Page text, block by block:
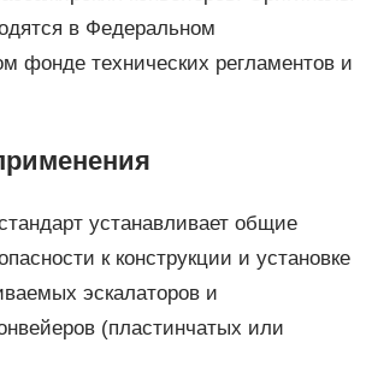
в Федеральном
фонде технических регламентов и
устанавливает общие
к конструкции и установке
эскалаторов и
(пластинчатых или